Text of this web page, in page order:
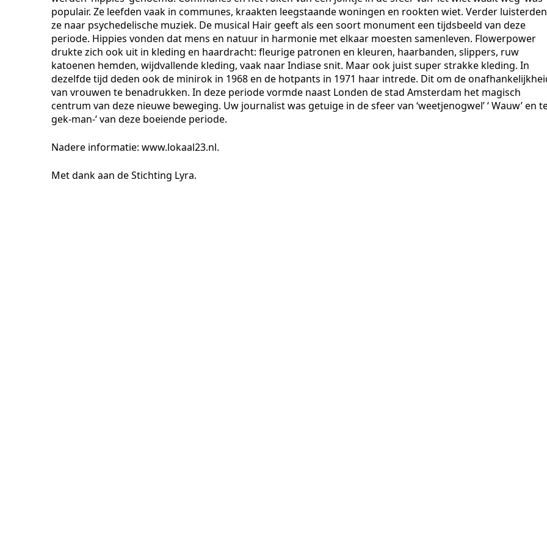
populair. Ze leefden vaak in communes, kraakten leegstaande woningen en rookten wiet. Verder luisterden
ze naar psychedelische muziek. De musical Hair geeft als een soort monument een tijdsbeeld van deze
periode. Hippies vonden dat mens en natuur in harmonie met elkaar moesten samenleven. Flowerpower
drukte zich ook uit in kleding en haardracht: fleurige patronen en kleuren, haarbanden, slippers, ruw
katoenen hemden, wijdvallende kleding, vaak naar Indiase snit. Maar ook juist super strakke kleding. In
dezelfde tijd deden ook de minirok in 1968 en de hotpants in 1971 haar intrede. Dit om de
van vrouwen te benadrukken. In deze periode vormde naast Londen de stad Amsterdam het magisch
centrum van deze nieuwe beweging. Uw journalist was getuige in de sfeer van ‘weetjenogwel’ ‘ Wauw’ en
gek-man-‘ van deze boeiende periode.
Nadere informatie: www.lokaal23.nl.
Met dank aan de Stichting Lyra.